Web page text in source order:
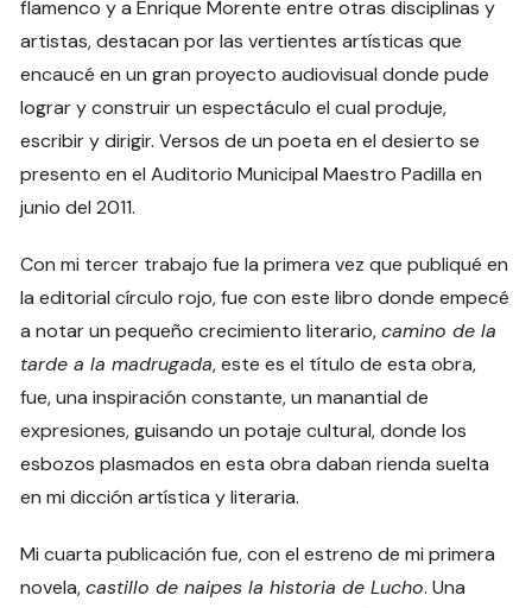
flamenco y a Enrique Morente entre otras disciplinas y
artistas, destacan por las vertientes artísticas que
encaucé en un gran proyecto audiovisual donde pude
lograr y construir un espectáculo el cual produje,
escribir y dirigir. Versos de un poeta en el desierto se
presento en el Auditorio Municipal Maestro Padilla en
junio del 2011.
Con mi tercer trabajo fue la primera vez que publiqué en
la editorial círculo rojo, fue con este libro donde empecé
a notar un pequeño crecimiento literario,camino de la
tarde a la madrugada, este es el título de esta obra,
fue, una inspiración constante, un manantial de
expresiones, guisando un potaje cultural, donde los
esbozos plasmados en esta obra daban rienda suelta
en mi dicción artística y literaria.
Mi cuarta publicación fue, con el estreno de mi primera
novela,castillo de naipes la historia de Lucho. Una